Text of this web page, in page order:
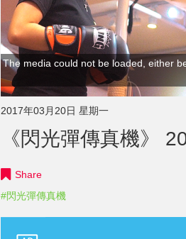
The media could not be loaded, either
2017年03月20日 星期一
《閃光彈傳真機》
Share
#閃光彈傳真機